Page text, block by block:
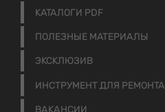
КАТАЛОГИ PDF
ПОЛЕЗНЫЕ МАТЕРИАЛЫ
ЭКСКЛЮЗИВ
ИНСТРУМЕНТ ДЛЯ РЕМОНТА
ВАКАНСИИ